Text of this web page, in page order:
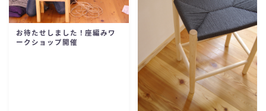
お待たせしました！座編みワ
ークショップ開催